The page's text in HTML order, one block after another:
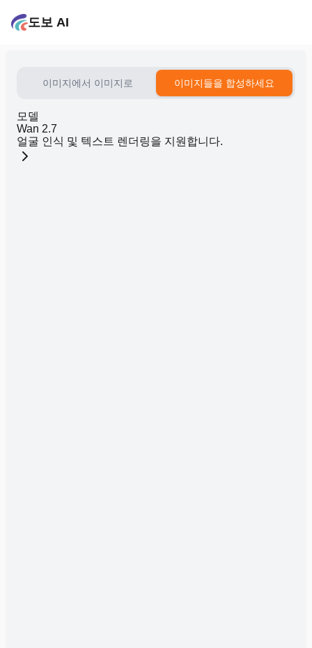
도보 AI
이미지에서 이미지로 이미지들을 합성하세요
모델
Wan 2.7
얼굴 인식 및 텍스트 렌더링을 지원합니다.